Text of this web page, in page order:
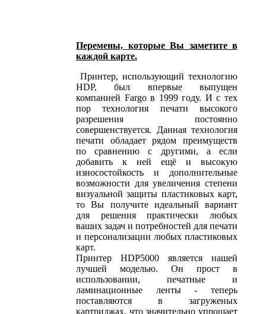
Перемены, которые Вы заметите в
каждой карте.
Принтер, использующий технологию
HDP, был впервые выпущен
компанией Fargo в 1999 году. И с тех
пор технология печати высокого
разрешения постоянно
совершенствуется. Данная технология
печати обладает рядом преимуществ
по сравнению с другими, а если
добавить к ней ещё и высокую
износостойкость и дополнительные
возможности для увеличения степени
визуальной защиты пластиковых карт,
то Вы получите идеальный вариант
для решения практически любых
ваших задач и потребностей для печати
и персонализации любых пластиковых
карт.
Принтер HDP5000 является нашей
лучшей моделью. Он прост в
использовании, печатные и
ламинационные ленты - теперь
поставляются в загруженых
картриджах, что значительно упрощает